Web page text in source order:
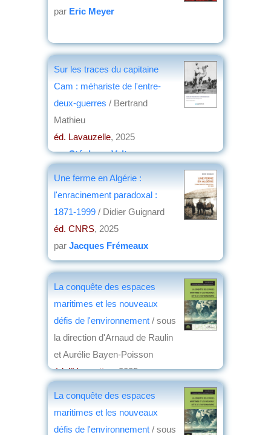
par Eric Meyer
Sur les traces du capitaine
Cam : méhariste de l'entre-
deux-guerres / Bertrand
Mathieu
éd. Lavauzelle, 2025
parStéphane Valter
Une ferme en Algérie :
l'enracinement paradoxal :
1871-1999 / Didier Guignard
éd. CNRS, 2025
par Jacques Frémeaux
La conquête des espaces
maritimes et les nouveaux
défis de l'environnement / sous
la direction d'Arnaud de Raulin
et Aurélie Bayen-Poisson
éd. l’Harmattan, 2025
La conquête des espaces
maritimes et les nouveaux
défis de l'environnement / sous